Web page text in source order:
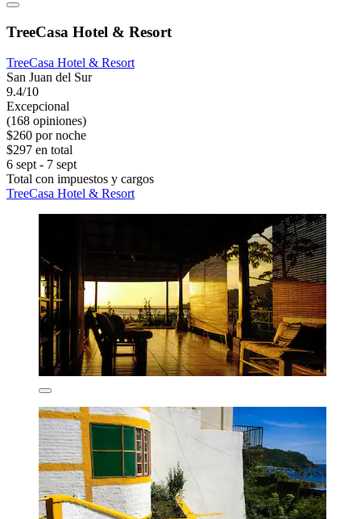
TreeCasa Hotel & Resort
TreeCasa Hotel & Resort
San Juan del Sur
9.4/10
Excepcional
(168 opiniones)
$260 por noche
$297 en total
6 sept - 7 sept
Total con impuestos y cargos
TreeCasa Hotel & Resort